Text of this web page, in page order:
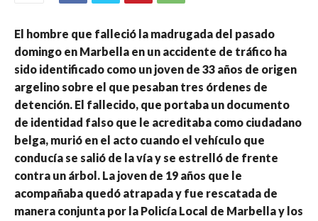
El hombre que falleció la madrugada del pasado
domingo en Marbella en un accidente de tráfico ha
sido identificado como un joven de 33 años de origen
argelino sobre el que pesaban tres órdenes de
detención. El fallecido, que portaba un documento
de identidad falso que le acreditaba como ciudadano
belga, murió en el acto cuando el vehículo que
conducía se salió de la vía y se estrelló de frente
contra un árbol. La joven de 19 años que le
acompañaba quedó atrapada y fue rescatada de
manera conjunta por la Policía Local de Marbella y los